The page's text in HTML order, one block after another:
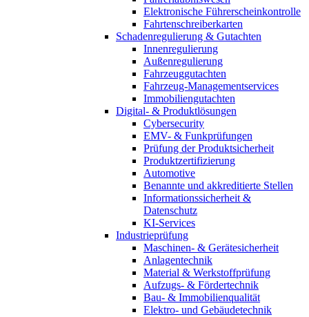
Elektronische Führerscheinkontrolle
Fahrtenschreiberkarten
Schadenregulierung & Gutachten
Innenregulierung
Außenregulierung
Fahrzeuggutachten
Fahrzeug-Managementservices
Immobiliengutachten
Digital- & Produktlösungen
Cybersecurity
EMV- & Funkprüfungen
Prüfung der Produktsicherheit
Produktzertifizierung
Automotive
Benannte und akkreditierte Stellen
Informationssicherheit &
Datenschutz
KI-Services
Industrieprüfung
Maschinen- & Gerätesicherheit
Anlagentechnik
Material & Werkstoffprüfung
Aufzugs- & Fördertechnik
Bau- & Immobilienqualität
Elektro- und Gebäudetechnik